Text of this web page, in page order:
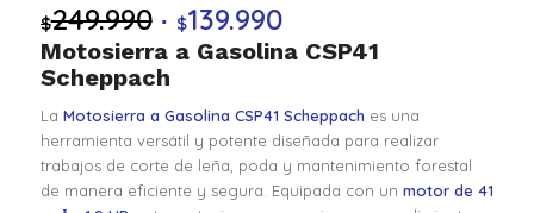
$249.990 El
precio
original
$249.990.
$139.990El
precio
$139.990.
Motosierra a Gasolina CSP41
Scheppach
La Motosierra a Gasolina CSP41 Scheppach es una
herramienta versátil y potente diseñada para realizar
trabajos de corte de leña, poda y mantenimiento forestal
de manera eficiente y segura. Equipada con un motor de 41